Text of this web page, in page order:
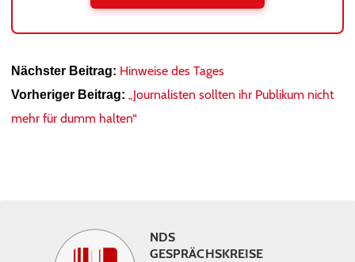
Nächster Beitrag: Hinweise des Tages
Vorheriger Beitrag: „Journalisten sollten ihr Publikum nicht
mehr für dumm halten“
NDS
GESPRÄCHSKREISE